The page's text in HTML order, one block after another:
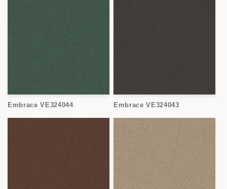
Embrace VE324044 Embrace VE324043